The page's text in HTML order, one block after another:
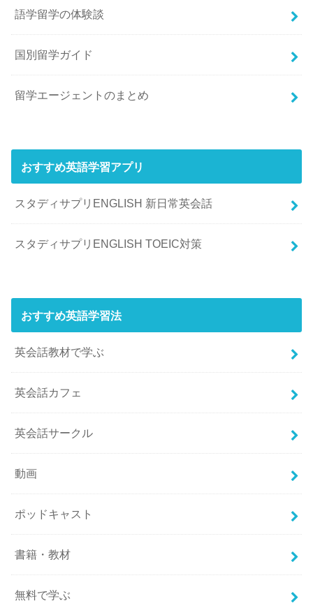
語学留学の体験談
国別留学ガイド
留学エージェントのまとめ
おすすめ英語学習アプリ
スタディサプリENGLISH 新日常英会話
スタディサプリENGLISH TOEIC対策
おすすめ英語学習法
英会話教材で学ぶ
英会話カフェ
英会話サークル
動画
ポッドキャスト
書籍・教材
無料で学ぶ